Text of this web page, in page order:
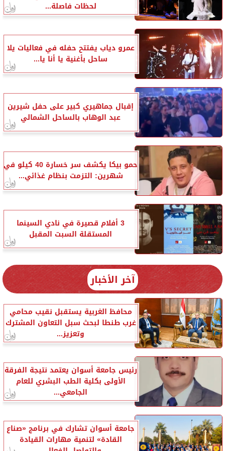
لحظات فاصلة...
عمرو دياب يفتتح حفله في فعاليات يلا
ساحل بأغنية يا أنا يا...
إقبال جماهيري كبير على حفل شيرين
عبد الوهاب بالساحل الشمالي
حمو بيكا يكشف سر خسارة 40 كيلو في
شهرين: التزمت بنظام غذائي...
3 أفلام قصيرة في نادي السينما
المستقلة السبت المقبل
آخر الأخبار
محافظ الغربية يستقبل نقيب محامي
غرب طنطا لبحث سبل التعاون المشترك
وتعزيز...
رئيس جامعة أسوان يعتمد نتيجة الفرقة
الأولى بكلية الطب البشري للعام
الجامعي...
جامعة أسوان تشارك في برنامج «صناع
القادة» لتنمية مهارات القيادة